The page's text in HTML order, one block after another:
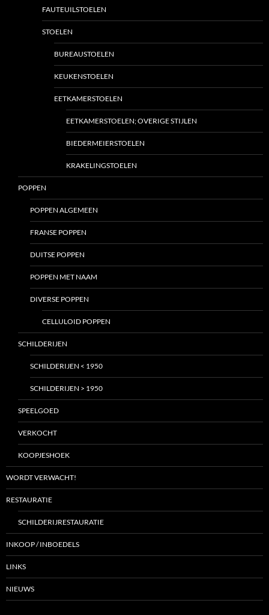
FAUTEUILSTOELEN
STOELEN
BUREAUSTOELEN
KEUKENSTOELEN
EETKAMERSTOELEN
EETKAMERSTOELEN; OVERIGE STIJLEN
BIEDERMEIERSTOELEN
KRAKELINGSTOELEN
POPPEN
POPPEN ALGEMEEN
FRANSE POPPEN
DUITSE POPPEN
POPPEN MET NAAM
DIVERSE POPPEN
CELLULOID POPPEN
SCHILDERIJEN
SCHILDERIJEN < 1950
SCHILDERIJEN > 1950
SPEELGOED
VERKOCHT
KOOPJESHOEK
WORDT VERWACHT!
RESTAURATIE
SCHILDERIJRESTAURATIE
INKOOP / INBOEDELS
LINKS
NIEUWS